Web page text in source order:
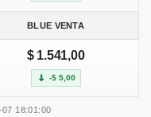
BLUE VENTA
$ 1.541,00
-$ 5,00
18:01:00